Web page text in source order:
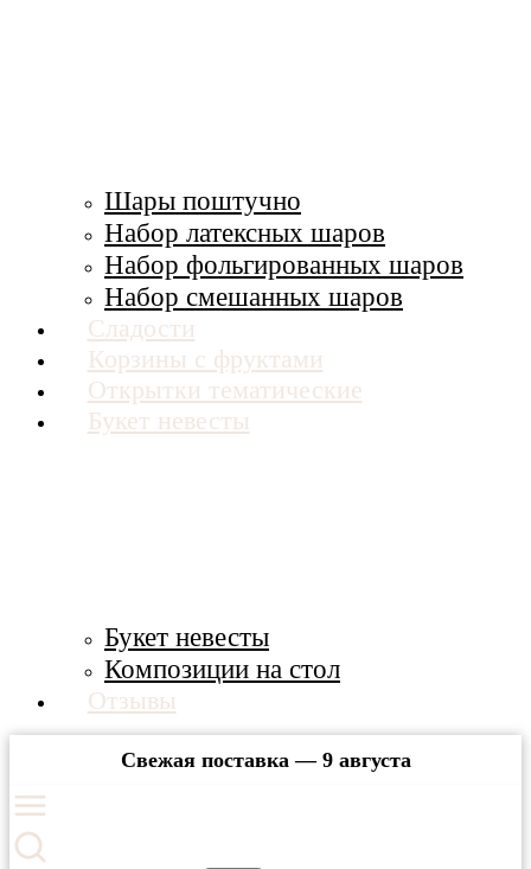
Шары поштучно
Набор латексных шаров
Набор фольгированных шаров
Набор смешанных шаров
Сладости
Корзины с фруктами
Открытки тематические
Букет невесты
Букет невесты
Композиции на стол
Отзывы
Свежая поставка — 9 августа